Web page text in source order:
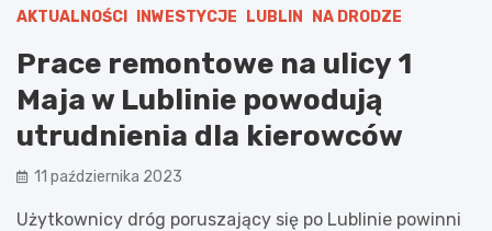
AKTUALNOŚCI INWESTYCJE LUBLIN NA DRODZE
Prace remontowe na ulicy 1
Maja w Lublinie powodują
utrudnienia dla kierowców
11 października 2023
Użytkownicy dróg poruszający się po Lublinie powinni